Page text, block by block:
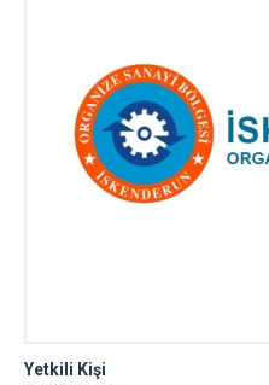
Yetkili Kişi